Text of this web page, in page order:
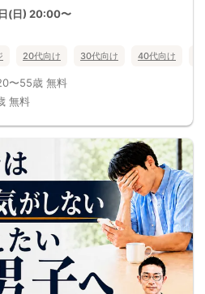
(日) 20:00〜
20代向け 30代向け 40代向け
〜55歳 無料
無料